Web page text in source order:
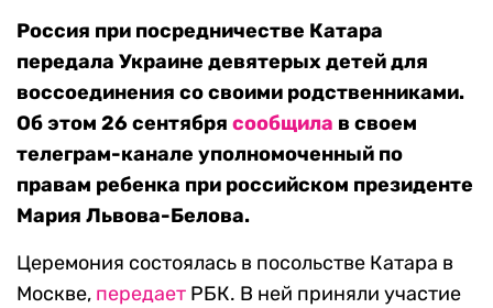
Россия при посредничестве Катара
передала Украине девятерых детей для
воссоединения со своими родственниками.
Об этом 26 сентября сообщила в своем
телеграм-канале уполномоченный по
правам ребенка при российском президенте
Мария Львова-Белова.
Церемония состоялась в посольстве Катара в
Москве, передает РБК. В ней приняли участие